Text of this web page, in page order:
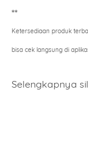
**
Ketersediaan produk
bisa cek langsung di
Selengkapnya